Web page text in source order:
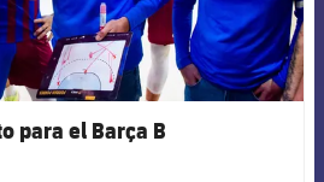
para el Barça B